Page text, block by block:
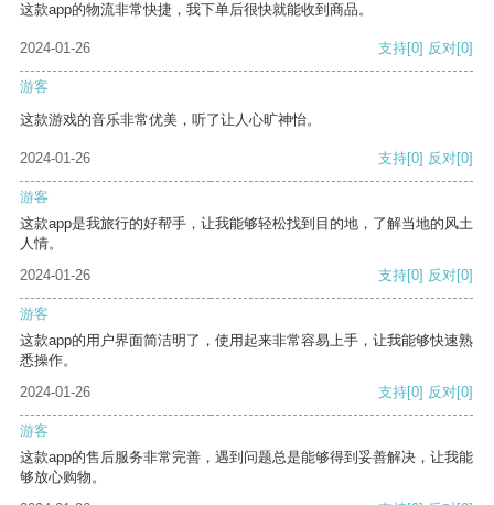
这款app的物流非常快捷，我下单后很快就能收到商品。
2024-01-26 支持[0] 反对[0]
游客
这款游戏的音乐非常优美，听了让人心旷神怡。
2024-01-26 支持[0] 反对[0]
游客
这款app是我旅行的好帮手，让我能够轻松找到目的地，了解当地的风土
人情。
2024-01-26
支持[0] 反对[0]
游客
这款app的用户界面简洁明了，使用起来非常容易上手，让我能够快速熟
悉操作。
2024-01-26
支持[0] 反对[0]
游客
这款app的售后服务非常完善，遇到问题总是能够得到妥善解决，让我能
够放心购物。